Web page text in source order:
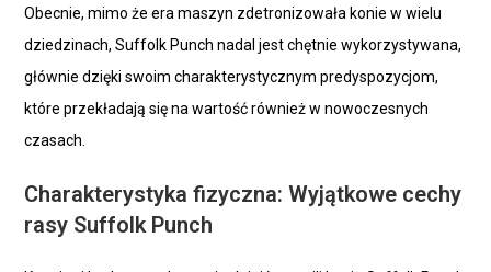
Obecnie, mimo że era maszyn zdetronizowała konie w wielu
dziedzinach, Suffolk Punch nadal jest chętnie wykorzystywana,
głównie dzięki swoim charakterystycznym predyspozycjom,
które przekładają się na wartość również w nowoczesnych
czasach.
Charakterystyka fizyczna: Wyjątkowe cechy
rasy Suffolk Punch